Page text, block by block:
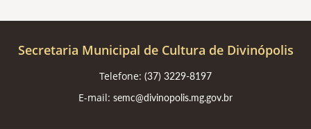
Secretaria Municipal de Cultura de Divinópolis
Telefone: (37) 3229-8197
E-mail: semc@divinopolis.mg.gov.br